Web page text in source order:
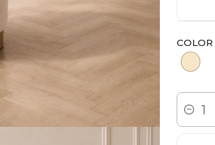
Altura:
Uso:
Cantidad